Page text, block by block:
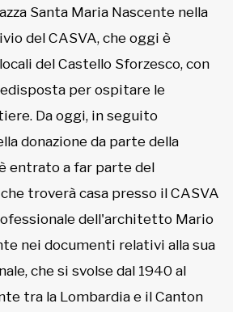
Santa Maria Nascente nella
del CASVA, che oggi è
del Castello Sforzesco, con
per ospitare le
Da oggi, in seguito
donazione da parte della
entrato a far parte del
troverà casa presso il CASVA
dell'architetto Mario
nei documenti relativi alla sua
che si svolse dal 1940 al
tra la Lombardia e il Canton